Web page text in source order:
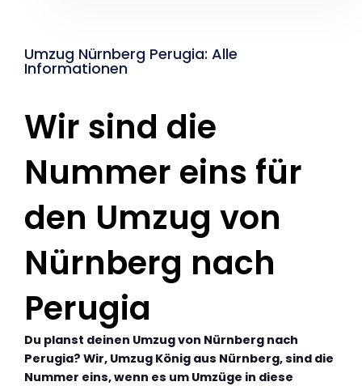
Umzug Nürnberg Perugia: Alle
Informationen
Wir sind die
Nummer eins für
den Umzug von
Nürnberg nach
Perugia
Du planst deinen Umzug von Nürnberg nach
Perugia? Wir, Umzug König aus Nürnberg, sind die
Nummer eins, wenn es um Umzüge in diese